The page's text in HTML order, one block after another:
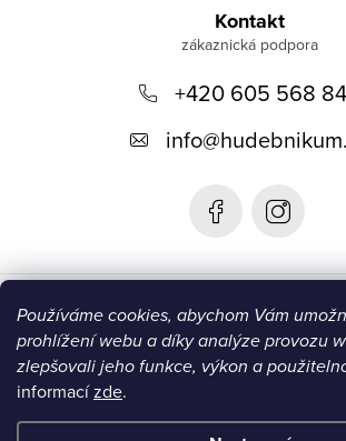
Používáme cookies, abychom Vám
prohlížení webu a díky analýze provozu
zlepšovali jeho funkce, výkon a
informacízde.
Kontakt
+420 605 568
info@
Informace
Blog
Instagram